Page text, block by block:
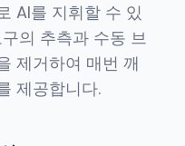
AI를 지휘할 수 있
의 추측과 수동 브
제거하여 매번 깨
제공합니다.